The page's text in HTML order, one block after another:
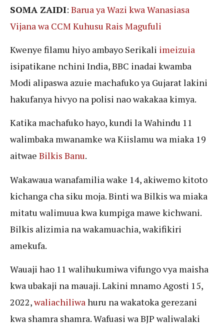
SOMA ZAIDI: Barua ya Wazi kwa Wanasiasa
Vijana wa CCM Kuhusu Rais Magufuli
Kwenye filamu hiyo ambayo Serikali imeizuia
isipatikane nchini India, BBC inadai kwamba
Modi alipaswa azuie machafuko ya Gujarat lakini
hakufanya hivyo na polisi nao wakakaa kimya.
Katika machafuko hayo, kundi la Wahindu 11
walimbaka mwanamke wa Kiislamu wa miaka 19
aitwae Bilkis Banu.
Wakawaua wanafamilia wake 14, akiwemo kitoto
kichanga cha siku moja. Binti wa Bilkis wa miaka
mitatu walimuua kwa kumpiga mawe kichwani.
Bilkis alizimia na wakamuachia, wakifikiri
amekufa.
Wauaji hao 11 walihukumiwa vifungo vya maisha
kwa ubakaji na mauaji. Lakini mnamo Agosti 15,
2022,waliachiliwahuru na wakatoka gerezani
kwa shamra shamra. Wafuasi wa BJP waliwalaki